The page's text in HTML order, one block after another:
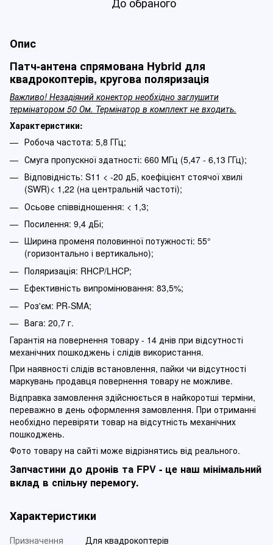
Опис
Патч-антена спрямована Hybrid для
квадрокоптерів, кругова поляризація
Важливо! Незадіяний конектор необхідно заглушити
термінатором 50 Ом. Термінатор в комплект не входить.
Характеристики:
Робоча частота: 5,8 ГГц;
Смуга пропускної здатності: 660 МГц (5,47 - 6,13 ГГц);
Відповідність: S11 < -20 дБ, коефіцієнт стоячої хвилі
(SWR)< 1,22 (на центральній частоті);
Осьове співвідношення: < 1,3;
Посилення: 9,4 дБі;
Ширина променя половинної потужності: 55°
(горизонтально і вертикально);
Поляризація: RHCP/LHCP;
Ефективність випромінювання: 83,5%;
Роз'єм: PR-SMA;
Вага: 20,7 г.
Гарантія на повернення товару - 14 днів при відсутності
механічних пошкоджень і слідів використання.
При наявності слідів встановлення, пайки чи відсутності
маркувань продавця повернення товару не можливе.
Відправка замовлення здійснюється в найкоротші терміни,
переважно в день оформлення замовлення. При отриманні
необхідно перевіряти товар на відсутність механічних
пошкоджень.
Фото товару на сайті може відрізнятись від реального.
Запчастини до дронів та FPV - це наш мінімальний
вклад в спільну перемогу.
Характеристики
Призначення Для квадрокоптерів